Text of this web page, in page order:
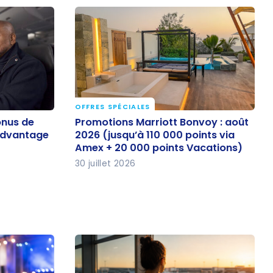
de
de
Promotions Marriott Bonvoy : août
2026 (jusqu’à 110 000 points via
Amex + 20 000 points Vacations)
OFFRES SPÉCIALES
Promotions Marriott Bonvoy : août
2026 (jusqu’à 110 000 points via
Amex + 20 000 points Vacations)
30 juillet 2026